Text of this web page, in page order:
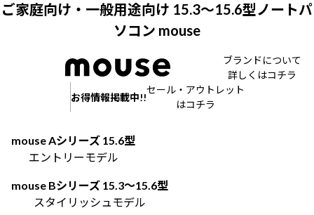
ノートPC
ディスプレイ
Windows 11|Copilot+ PC
NEXTGEAR
MousePro
Windows 11
クリエイティブ向け
ビジネス向けパソコン
学習向けパソコン
Windows 11
おすすめ目玉パソコン
今イチオシのパソコンをピ
ご家庭向け・一般用途向け 15.3～15.6型ノートパ
ソコン mouse
ブランドについて
詳しくはコチラ
お得情報掲載中!!
セール・アウトレット
はコチラ
mouse Aシリーズ 15.6型
エントリーモデル
mouse Bシリーズ 15.3～15.6型
スタイリッシュモデル